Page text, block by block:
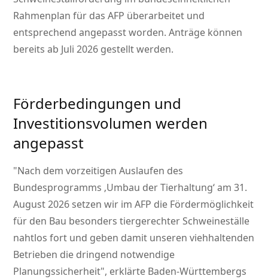
Rahmenplan für das AFP überarbeitet und
entsprechend angepasst worden. Anträge können
bereits ab Juli 2026 gestellt werden.
Förderbedingungen und
Investitionsvolumen werden
angepasst
Nach dem vorzeitigen Auslaufen des
Bundesprogramms ‚Umbau der Tierhaltung‘ am 31.
August 2026 setzen wir im AFP die Fördermöglichkeit
für den Bau besonders tiergerechter Schweineställe
nahtlos fort und geben damit unseren viehhaltenden
Betrieben die dringend notwendige
Planungssicherheit , erklärte Baden-Württembergs